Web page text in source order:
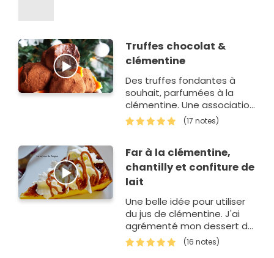
Truffes chocolat &
clémentine
Des truffes fondantes à
souhait, parfumées à la
clémentine. Une association
de saison, qui fonctionne à
tous les coups!
(17 notes)
Far à la clémentine,
chantilly et confiture de
lait
Une belle idée pour utiliser
du jus de clémentine. J'ai
agrémenté mon dessert de
morceaux de mandarine en
boite. Ce gâteau a &eacu…
(16 notes)